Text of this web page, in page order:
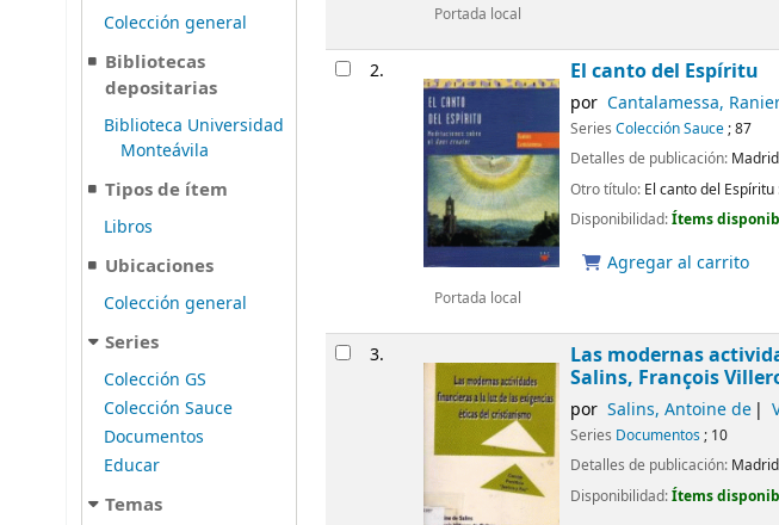
Colección general
Bibliotecas
depositarias
Biblioteca Universidad
Monteávila
Tipos de ítem
Libros
Ubicaciones
Colección general
Series
Colección GS
Colección Sauce
Documentos
Educar
Temas
Portada local
2.
Portada local
El canto del Espíritu
por Cantalamessa,
SeriesColección Sauce; 87
Detalles de publicación:
Otro título: El canto del
Disponibilidad:Ítems
Agregar al carrito
3. Las modernas
Salins, François
por Salins, Antoine de
Series Documentos; 10
Detalles de publicación:
Disponibilidad:Ítems